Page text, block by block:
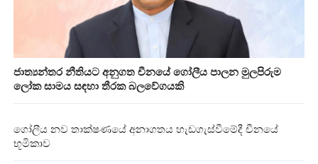
ජාත්‍යන්තර නීතියට අනුගත චීනයේ ගෝලීය පාලන මුලපිරුම
ලෝක සාමය සඳහා තීරක බලවේගයකි
ගෝලීය නව තාක්ෂණයේ අනාගතය හැඩගැස්වීමේදී චීනයේ
භූමිකාව